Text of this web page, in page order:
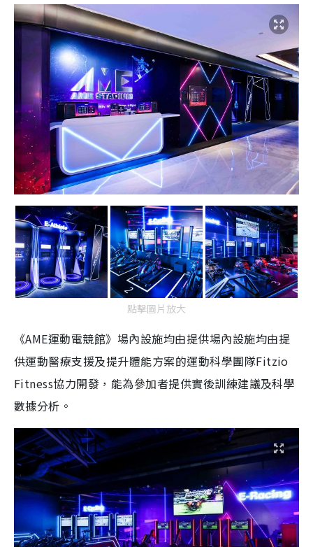
點擊圖片放大
《AME運動電競館》場內設施均由提供場內設施均由提
供運動醫療支援及提升體能方案的運動科學團隊Fitzio
Fitness協力開發，能為參加者提供實後訓練建議及科學
數據分析。